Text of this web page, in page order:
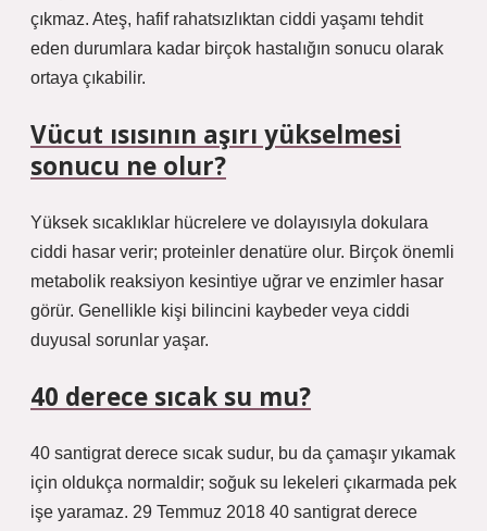
çıkmaz. Ateş, hafif rahatsızlıktan ciddi yaşamı tehdit
eden durumlara kadar birçok hastalığın sonucu olarak
ortaya çıkabilir.
Vücut ısısının aşırı yükselmesi
sonucu ne olur?
Yüksek sıcaklıklar hücrelere ve dolayısıyla dokulara
ciddi hasar verir; proteinler denatüre olur. Birçok önemli
metabolik reaksiyon kesintiye uğrar ve enzimler hasar
görür. Genellikle kişi bilincini kaybeder veya ciddi
duyusal sorunlar yaşar.
40 derece sıcak su mu?
40 santigrat derece sıcak sudur, bu da çamaşır yıkamak
için oldukça normaldir; soğuk su lekeleri çıkarmada pek
işe yaramaz. 29 Temmuz 2018 40 santigrat derece